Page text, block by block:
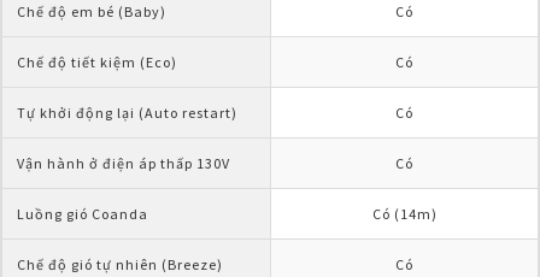
Chế độ em bé (Baby) Có
Chế độ tiết kiệm (Eco) Có
Tự khởi động lại (Auto restart) Có
Vận hành ở điện áp thấp 130V Có
Luồng gió Coanda Có (14m)
Chế độ gió tự nhiên (Breeze) Có